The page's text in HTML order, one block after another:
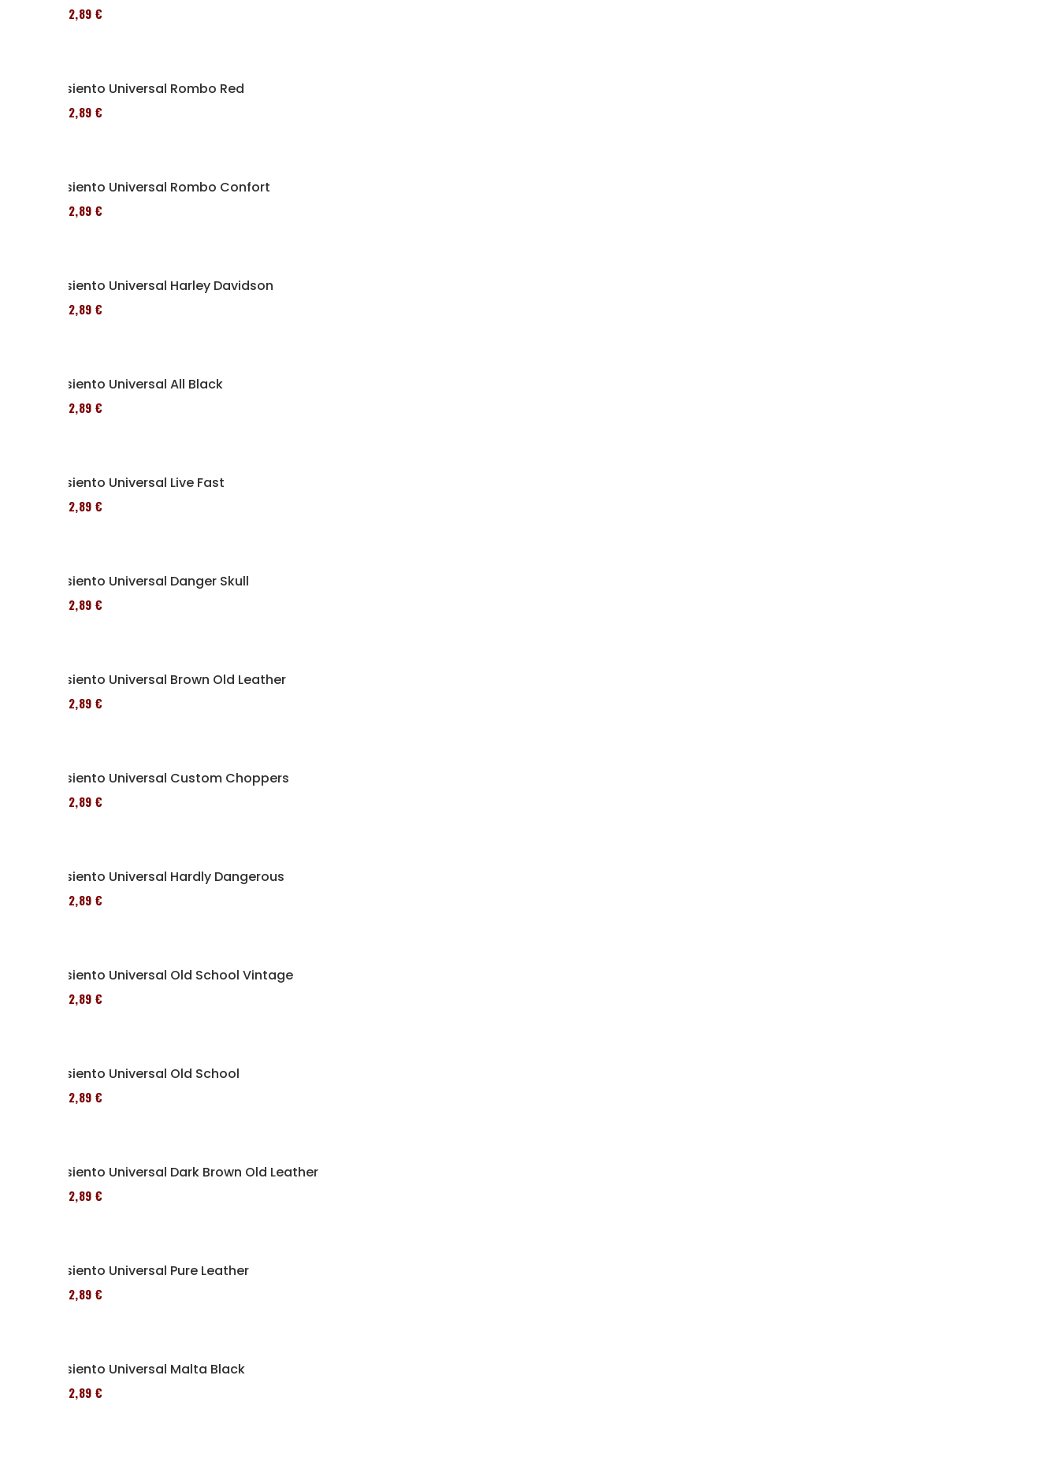
152,89 €
Asiento Universal Rombo Red
152,89 €
Asiento Universal Rombo Confort
152,89 €
Asiento Universal Harley Davidson
152,89 €
Asiento Universal All Black
152,89 €
Asiento Universal Live Fast
152,89 €
Asiento Universal Danger Skull
152,89 €
Asiento Universal Brown Old Leather
152,89 €
Asiento Universal Custom Choppers
152,89 €
Asiento Universal Hardly Dangerous
152,89 €
Asiento Universal Old School Vintage
152,89 €
Asiento Universal Old School
152,89 €
Asiento Universal Dark Brown Old Leather
152,89 €
Asiento Universal Pure Leather
152,89 €
Asiento Universal Malta Black
152,89 €